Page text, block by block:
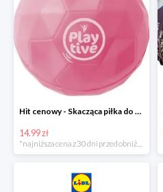
Hit cenowy - Skacząca piłka do wody lub superskacząca piłka
14.99 zł
*najniższa cena z 30 dni przed obniżką